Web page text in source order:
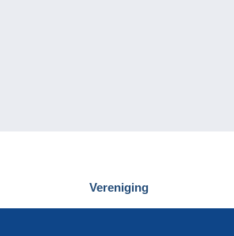
Vereniging
Wie zijn wij